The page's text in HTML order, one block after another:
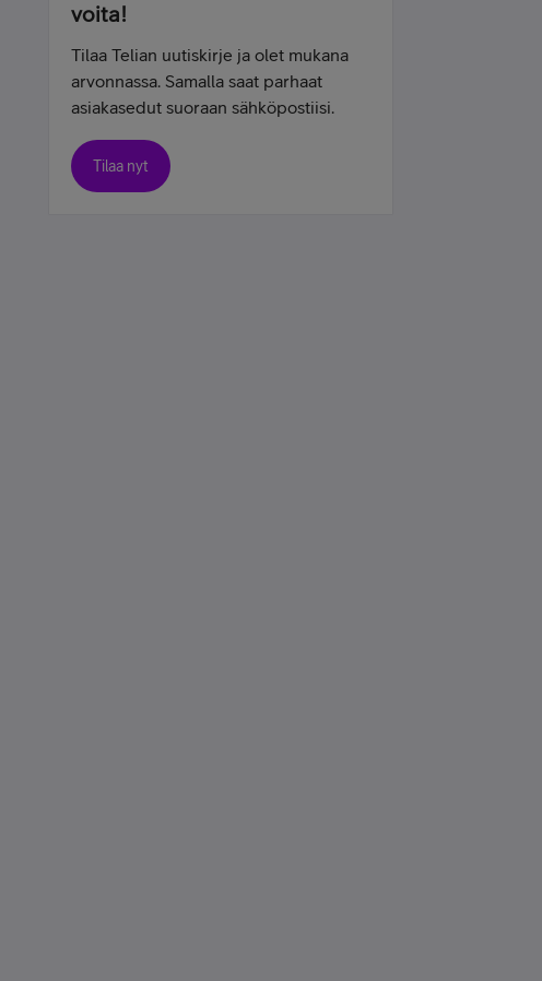
voita!
Tilaa Telian uutiskirje ja olet mukana
arvonnassa. Samalla saat parhaat
asiakasedut suoraan sähköpostiisi.
Tilaa nyt